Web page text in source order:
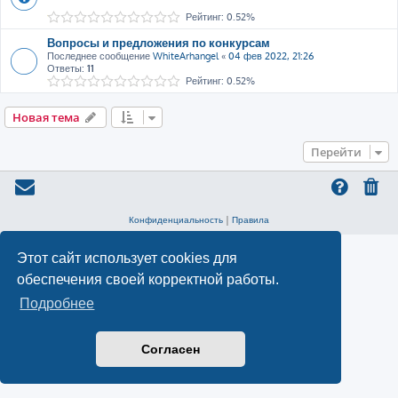
Этот сайт использует cookies для
обеспечения своей корректной работы.
Подробнее
Согласен
Рейтинг: 0.52%
Вопросы и предложения по конкурсам
Последнее сообщение WhiteArhangel « 04 фев 2022, 21:26
Ответы: 11
Рейтинг: 0.52%
Новая тема
Перейти
Конфиденциальность | Правила